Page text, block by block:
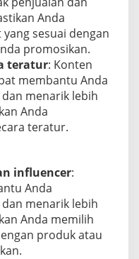
Anda
sesuai dengan
promosikan.
teratur: Konten
membantu Anda
menarik lebih
Anda
teratur.
influencer:
Anda
menarik lebih
Anda memilih
produk atau